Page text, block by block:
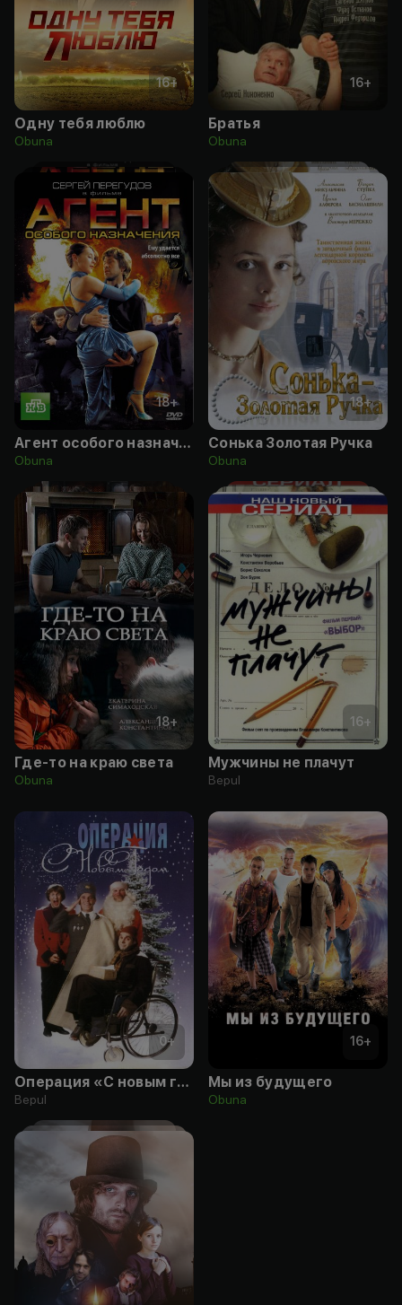
16+
Одну тебя люблю
Obuna
16+
Братья
Obuna
18+
Агент особого назначения
Obuna
18+
Сонька Золотая Ручка
Obuna
18+
Где-то на краю света
Obuna
16+
Мужчины не плачут
Bepul
0+
Операция «С новым годом»
Bepul
16+
Мы из будущего
Obuna